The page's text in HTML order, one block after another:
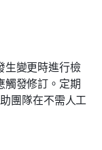
生變更時進行檢
觸發修訂。定期
團隊在不需人工